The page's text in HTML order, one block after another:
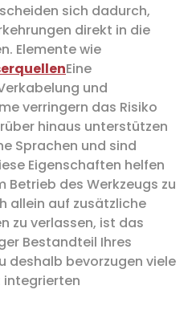
sich dadurch,
direkt in die
Elemente wie
Eine
und
verringern das Risiko
hinaus unterstützen
Sprachen und sind
Eigenschaften helfen
Betrieb des Werkzeugs zu
allein auf zusätzliche
zu verlassen, ist das
Bestandteil Ihres
deshalb bevorzugen viele
integrierten